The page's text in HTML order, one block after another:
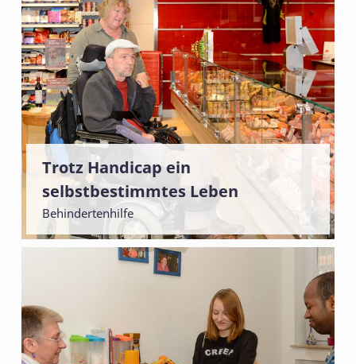
Trotz Handicap ein
selbstbestimmtes Leben
Behindertenhilfe